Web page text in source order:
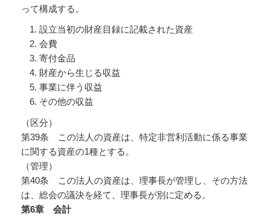
って構成する。
設立当初の財産目録に記載された資産
会費
寄付金品
財産から生じる収益
事業に伴う収益
その他の収益
（区分）
第39条 この法人の資産は、特定非営利活動に係る事業
に関する資産の1種とする。
（管理）
第40条 この法人の資産は、理事長が管理し、その方法
は、総会の議決を経て、理事長が別に定める。
第6章 会計